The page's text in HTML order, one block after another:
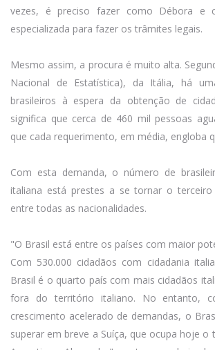
vezes, é preciso fazer como Débora e
especializada para fazer os trâmites legais.
Mesmo assim, a procura é muito alta.
Nacional de Estatística), da Itália, há
brasileiros à espera da obtenção de
significa que cerca de 460 mil pessoas
que cada requerimento, em média, engloba
Com esta demanda, o número de
italiana está prestes a se tornar o
entre todas as nacionalidades.
"O Brasil está entre os países com maior
Com 530.000 cidadãos com cidadania
Brasil é o quarto país com mais cidadãos
fora do território italiano. No entanto,
crescimento acelerado de demandas, o
superar em breve a Suíça, que ocupa hoje o